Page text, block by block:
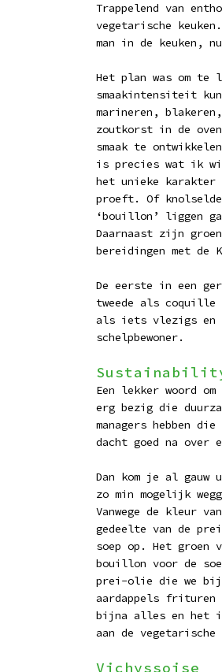
Trappelend van
vegetarische
man in de keuken,
Het plan was om te
smaakintensiteit
marineren,
zoutkorst in de
smaak te
is precies wat ik
het unieke karakter
proeft. Of
‘bouillon’ liggen
Daarnaast zijn
bereidingen met de
De eerste in een
tweede als
als iets vlezigs en
schelpbewoner.
Een lekker woord
erg bezig die
managers hebben
dacht goed na over
Dan kom je al
zo min mogelijk
Vanwege de kleur
gedeelte van de
soep op. Het groen
bouillon voor de
prei-olie die we bij
aardappels frituren
bijna alles en het
aan de vegetarische
Vichyssoise